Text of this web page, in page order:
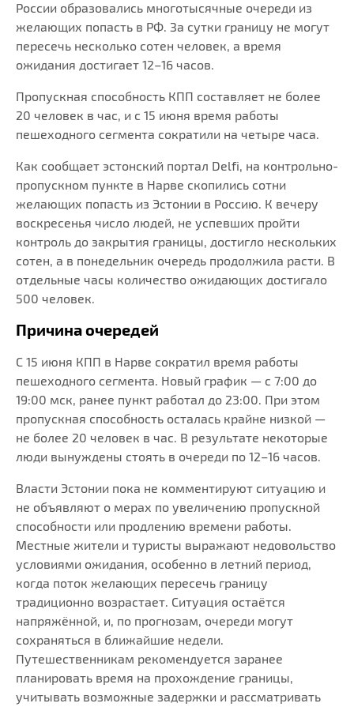
России образовались многотысячные очереди из
желающих попасть в РФ. За сутки границу не могут
пересечь несколько сотен человек, а время
ожидания достигает 12–16 часов.
Пропускная способность КПП составляет не более
20 человек в час, и с 15 июня время работы
пешеходного сегмента сократили на четыре часа.
Как сообщает эстонский портал Delfi, на контрольно-
пропускном пункте в Нарве скопились сотни
желающих попасть из Эстонии в Россию. К вечеру
воскресенья число людей, не успевших пройти
контроль до закрытия границы, достигло нескольких
сотен, а в понедельник очередь продолжила расти. В
отдельные часы количество ожидающих достигало
500 человек.
Причина очередей
С 15 июня КПП в Нарве сократил время работы
пешеходного сегмента. Новый график — с 7:00 до
19:00 мск, ранее пункт работал до 23:00. При этом
пропускная способность осталась крайне низкой —
не более 20 человек в час. В результате некоторые
люди вынуждены стоять в очереди по 12–16 часов.
Власти Эстонии пока не комментируют ситуацию и
не объявляют о мерах по увеличению пропускной
способности или продлению времени работы.
Местные жители и туристы выражают недовольство
условиями ожидания, особенно в летний период,
когда поток желающих пересечь границу
традиционно возрастает. Ситуация остаётся
напряжённой, и, по прогнозам, очереди могут
сохраняться в ближайшие недели.
Путешественникам рекомендуется заранее
планировать время на прохождение границы,
учитывать возможные задержки и рассматривать